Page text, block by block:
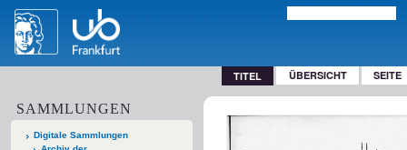
TITEL ÜBERSICHT SEITE
SAMMLUNGEN
Digitale Sammlungen